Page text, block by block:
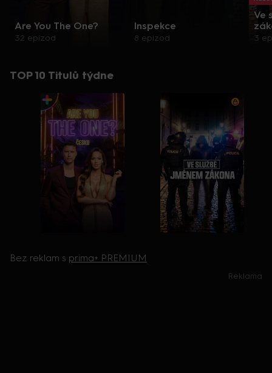
Are You The One?
32 epizod
Inspekce
8 epizod
Ve
3
TOP 10 Titulů týdne
Bez reklam s prima+ PREMIUM
Reklama